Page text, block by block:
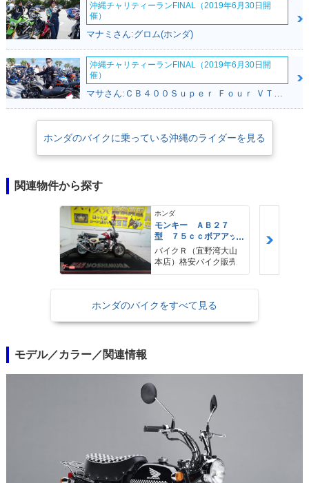
沖縄チャリティーランFINAL（2019年6月30日開
催）
マナミさん:グロム(ホンダ)
沖縄チャリティーランFINAL（2019年6月30日開
催）
マサさん:ＣＢ４００Ｓｕｐｅｒ Ｆｏｕｒ ＶＴＥＣ ＳＰＥＣ２(ホンダ)
ホンダのバイクに乗っている沖縄のライダーを見る
関連物件から探す
ホンダ
モンキー ＡＢ２７
型 ７５ｃｃボアアッ
プ オイルクーラー
エアクリーナー ステ
ップ マフラー タコ
バイクＲ（宜野湾大山
本店）格安バイク販売
ホンダのバイクをすべて見る
モデル／カラー／関連情報